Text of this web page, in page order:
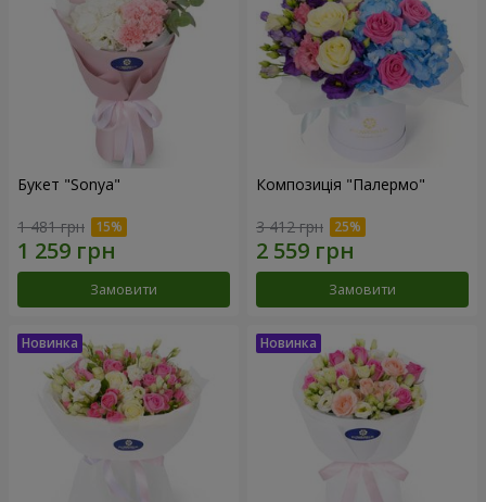
Букет "Sonya"
1 481 грн
Замовити
Композиція "Палермо"
3 412 грн
Замовити